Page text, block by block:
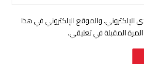
الإلكتروني، والموقع الإلكتروني في هذا
المقبلة في تعليقي.